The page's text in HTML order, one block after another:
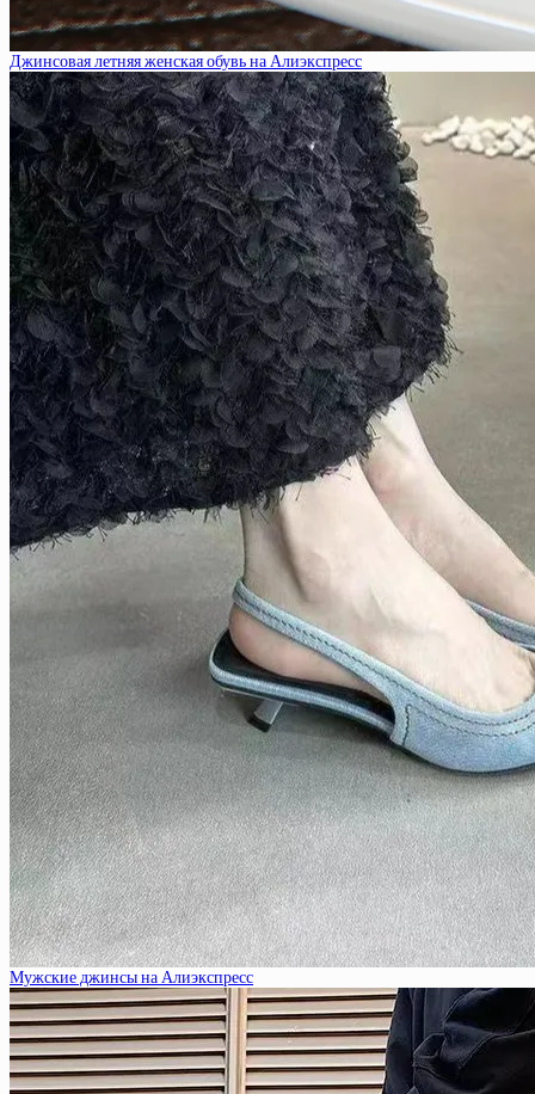
Джинсовая летняя женская обувь на Алиэкспресс
Мужские джинсы на Алиэкспресс